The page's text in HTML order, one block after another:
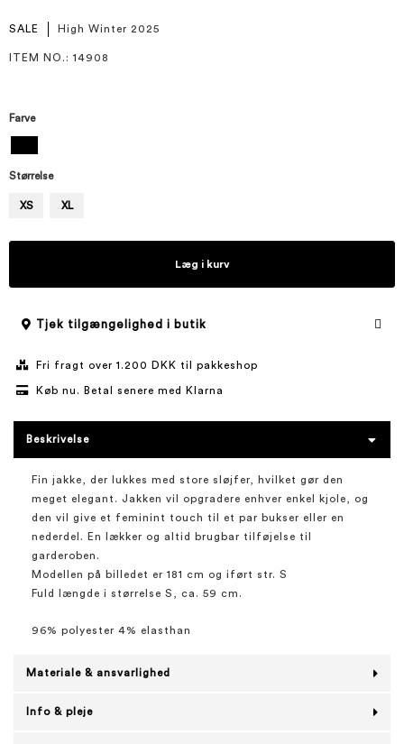
SALE High Winter 2025
ITEM NO. : 14908
Farve
Størrelse
XS XL
Læg i kurv
Tjek tilgængelighed i butik
Fri fragt over 1.200 DKK til pakkeshop
Køb nu. Betal senere med Klarna
Beskrivelse
Fin jakke, der lukkes med store sløjfer, hvilket gør den
meget elegant. Jakken vil opgradere enhver enkel kjole, og
den vil give et feminint touch til et par bukser eller en
nederdel. En lækker og altid brugbar tilføjelse til
garderoben.
Modellen på billedet er 181 cm og iført str. S
Fuld længde i størrelse S, ca. 59 cm.
96% polyester 4% elasthan
Materiale & ansvarlighed
Info & pleje